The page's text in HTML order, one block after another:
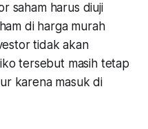
saham harus diuji
di harga murah
tidak akan
tersebut masih tetap
karena masuk di